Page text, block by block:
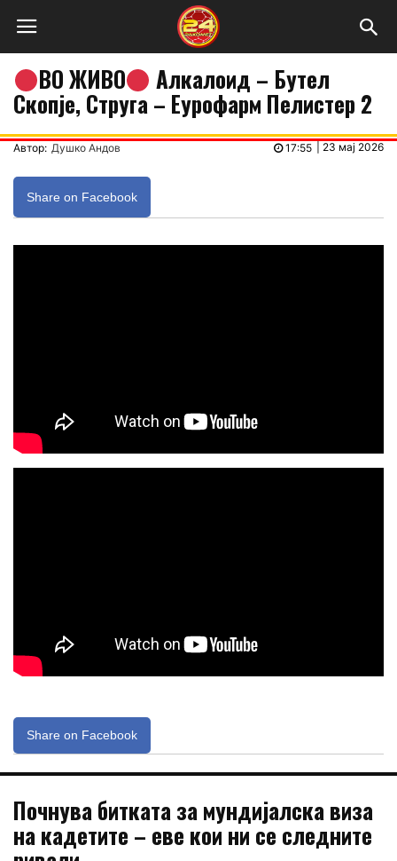
ВО ЖИВО Алкалоид – Бутел
Скопје, Струга – Еурофарм Пелистер 2
Автор: Душко Андов 23 мај 2026
17:55
Share on Facebook
Share on Facebook
Почнува битката за мундијалска виза
на кадетите – еве кои ни се следните